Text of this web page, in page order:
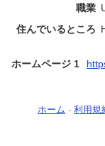
職業
住んでいるところ
ホームページ 1
ホーム - 利用規